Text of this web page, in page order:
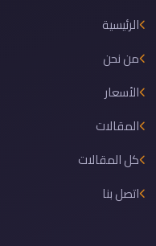
الرئيسية
من نحن
الأسعار
المقالات
كل المقالات
اتصل بنا